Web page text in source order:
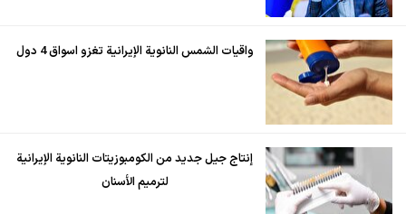
واقيات الشمس النانوية الإيرانية تغزو اسواق 4 دول
إنتاج جيل جديد من الكومبوزيتات النانوية الإيرانية
لترميم الأسنان